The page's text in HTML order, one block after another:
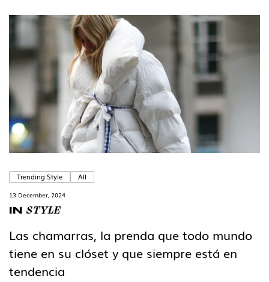
Trending Style All
13 December, 2024
INSTYLE
Las chamarras, la prenda que todo mundo
tiene en su clóset y que siempre está en
tendencia